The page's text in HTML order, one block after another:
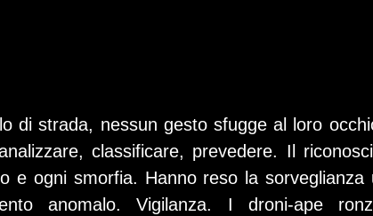
di strada, nessun gesto sfugge al loro
classificare, prevedere. Il
e ogni smorfia. Hanno reso la
anomalo. Vigilanza. I droni-ape